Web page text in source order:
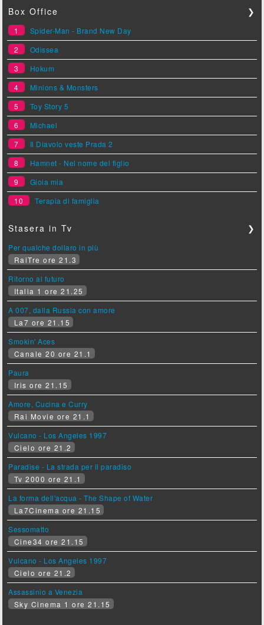
Box Office ❯
1
Spider-Man - Brand New Day
2
Odissea
3
Hokum
4
Minions & Monsters
5
Toy Story 5
6
Michael
7
Il Diavolo veste Prada 2
8
Hamnet - Nel nome del figlio
9
Gioia mia
10
Terapia di famiglia
Stasera in Tv ❯
Per qualche dollaro in più
RaiTre ore 21.3
Ritorno al futuro
Italia 1 ore 21.25
A 007, dalla Russia con amore
La7 ore 21.15
Smokin' Aces
Canale 20 ore 21.1
Paura
Iris ore 21.15
Amore, Cucina e Curry
Rai Movie ore 21.1
Vulcano - Los Angeles 1997
Cielo ore 21.2
Paradise - La strada per il paradiso
Tv 2000 ore 21.1
La forma dell'acqua - The Shape of Water
La7Cinema ore 21.15
Sessomatto
Cine34 ore 21.15
Vulcano - Los Angeles 1997
Cielo ore 21.2
Assassinio a Venezia
Sky Cinema 1 ore 21.15